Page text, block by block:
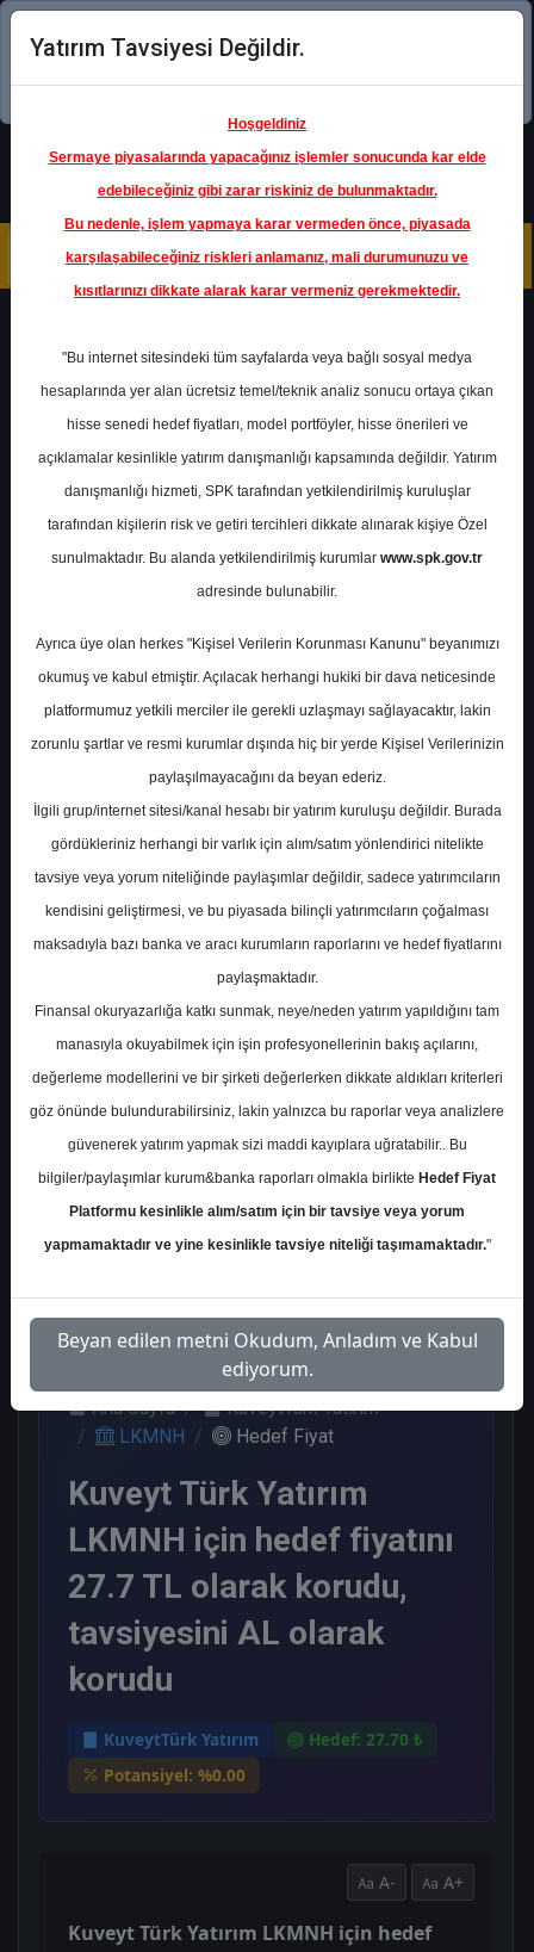
Şimdi uygulamayı indirin!
LKMNH- LOKMAN HEKİM
ENGÜRÜSAĞ SAĞLIK, TURİZM,
Hedef Fiyat 27.70 ₺
Getiri
%0.00
0 0
En Yüksek Tahmin
Ortalama Fiyat Tahmini 26,83 ₺
Ortalama Getiri Potansiyeli %100.04
Kurum Sayısı
4
3 1
Ana Sayfa
KuveytTürk Yatırım
LKMNH
Hedef Fiyat
Kuveyt Türk Yatırım
LKMNH için hedef fiyatını
27.7 TL olarak korudu,
tavsiyesini AL olarak
korudu
KuveytTürk Yatırım
Hedef: 27.70 ₺
Potansiyel: %0.00
A- A+
Kuveyt Türk Yatırım LKMNH için hedef
Yatırım Tavsiyesi Değildir.
Hoşgeldiniz
Sermaye piyasalarında yapacağınız işlemler sonucunda kar elde
edebileceğiniz gibi zarar riskiniz de bulunmaktadır.
Bu nedenle, işlem yapmaya karar vermeden önce, piyasada
karşılaşabileceğiniz riskleri anlamanız, mali durumunuzu ve
kısıtlarınızı dikkate alarak karar vermeniz gerekmektedir.
"Bu internet sitesindeki tüm sayfalarda veya bağlı sosyal medya
hesaplarında yer alan ücretsiz temel/teknik analiz sonucu ortaya çıkan
hisse senedi hedef fiyatları, model portföyler, hisse önerileri ve
açıklamalar kesinlikle yatırım danışmanlığı kapsamında değildir. Yatırım
danışmanlığı hizmeti, SPK tarafından yetkilendirilmiş kuruluşlar
tarafından kişilerin risk ve getiri tercihleri dikkate alınarak kişiye Özel
sunulmaktadır. Bu alanda yetkilendirilmiş kurumlar www.spk.gov.tr
adresinde bulunabilir.
Ayrıca üye olan herkes "Kişisel Verilerin Korunması Kanunu" beyanımızı
okumuş ve kabul etmiştir. Açılacak herhangi hukiki bir dava neticesinde
platformumuz yetkili merciler ile gerekli uzlaşmayı sağlayacaktır, lakin
zorunlu şartlar ve resmi kurumlar dışında hiç bir yerde Kişisel Verilerinizin
paylaşılmayacağını da beyan ederiz.
İlgili grup/internet sitesi/kanal hesabı bir yatırım kuruluşu değildir. Burada
gördükleriniz herhangi bir varlık için alım/satım yönlendirici nitelikte
tavsiye veya yorum niteliğinde paylaşımlar değildir, sadece yatırımcıların
kendisini geliştirmesi, ve bu piyasada bilinçli yatırımcıların çoğalması
maksadıyla bazı banka ve aracı kurumların raporlarını ve hedef fiyatlarını
paylaşmaktadır.
Finansal okuryazarlığa katkı sunmak, neye/neden yatırım yapıldığını tam
manasıyla okuyabilmek için işin profesyonellerinin bakış açılarını,
değerleme modellerini ve bir şirketi değerlerken dikkate aldıkları kriterleri
göz önünde bulundurabilirsiniz, lakin yalnızca bu raporlar veya analizlere
güvenerek yatırım yapmak sizi maddi kayıplara uğratabilir.. Bu
bilgiler/paylaşımlar kurum&banka raporları olmakla birlikte Hedef Fiyat
Platformu kesinlikle alım/satım için bir tavsiye veya yorum
yapmamaktadır ve yine kesinlikle tavsiye niteliği taşımamaktadır."
Beyan edilen metni Okudum, Anladım ve Kabul
ediyorum.